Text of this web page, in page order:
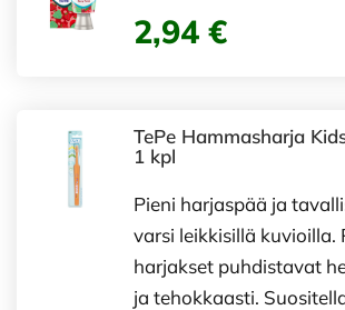
2,94 €
TePe Hammasharja
1 kpl
Pieni harjaspää ja
varsi leikkisillä kuvioilla.
harjakset puhdistavat
ja tehokkaasti.